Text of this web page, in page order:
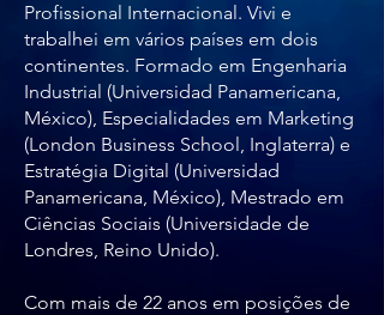
Profissional Internacional. Vivi e
trabalhei em vários países em dois
continentes. Formado em Engenharia
Industrial (Universidad Panamericana,
México), Especialidades em Marketing
(London Business School, Inglaterra) e
Estratégia Digital (Universidad
Panamericana, México), Mestrado em
Ciências Sociais (Universidade de
Londres, Reino Unido).
Com mais de 22 anos em posições de